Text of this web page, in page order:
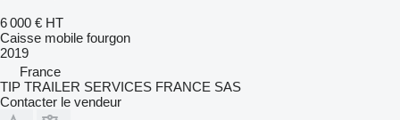
6 000 € HT
Caisse mobile fourgon
2019
France
TIP TRAILER SERVICES FRANCE SAS
Contacter le vendeur